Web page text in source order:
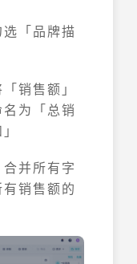
「品牌描
销售额」
为「总销
并所有字
销售额的